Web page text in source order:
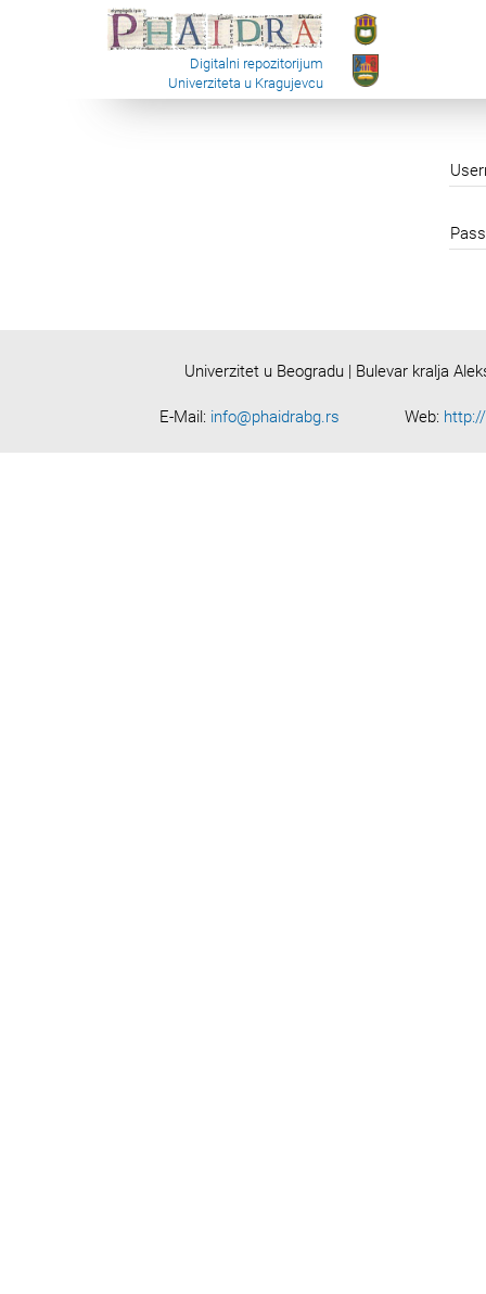
Digitalni repozitorijum
Univerziteta u Kragujevcu
Univerzitet u Beogradu | Bulevar kralja
E-Mail: info@phaidrabg.rs Web: